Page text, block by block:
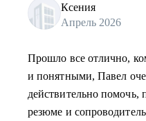
Ксения
Апрель 2026
Прошло все отлично,
и понятными, Павел
действительно помочь,
резюме и